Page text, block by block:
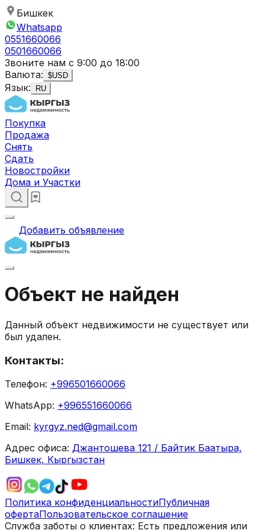
Бишкек
Whatsapp
0551660066
0501660066
Звоните нам с 9:00 до 18:00
Валюта: $USD
Язык: RU
Покупка
Продажа
Снять
Сдать
Новостройки
Дома и Участки
Добавить объявление
Объект не найден
Данный объект недвижимости не существует или
был удален.
Контакты:
Телефон: +996501660066
WhatsApp: +996551660066
Email: kyrgyz.ned@gmail.com
Адрес офиса: Джантошева 121 / Байтик Баатыра,
Бишкек, Кыргызстан
Политика конфиденциальностиПубличная
офертаПользовательское соглашение
Служба заботы о клиентах: Есть предложения или